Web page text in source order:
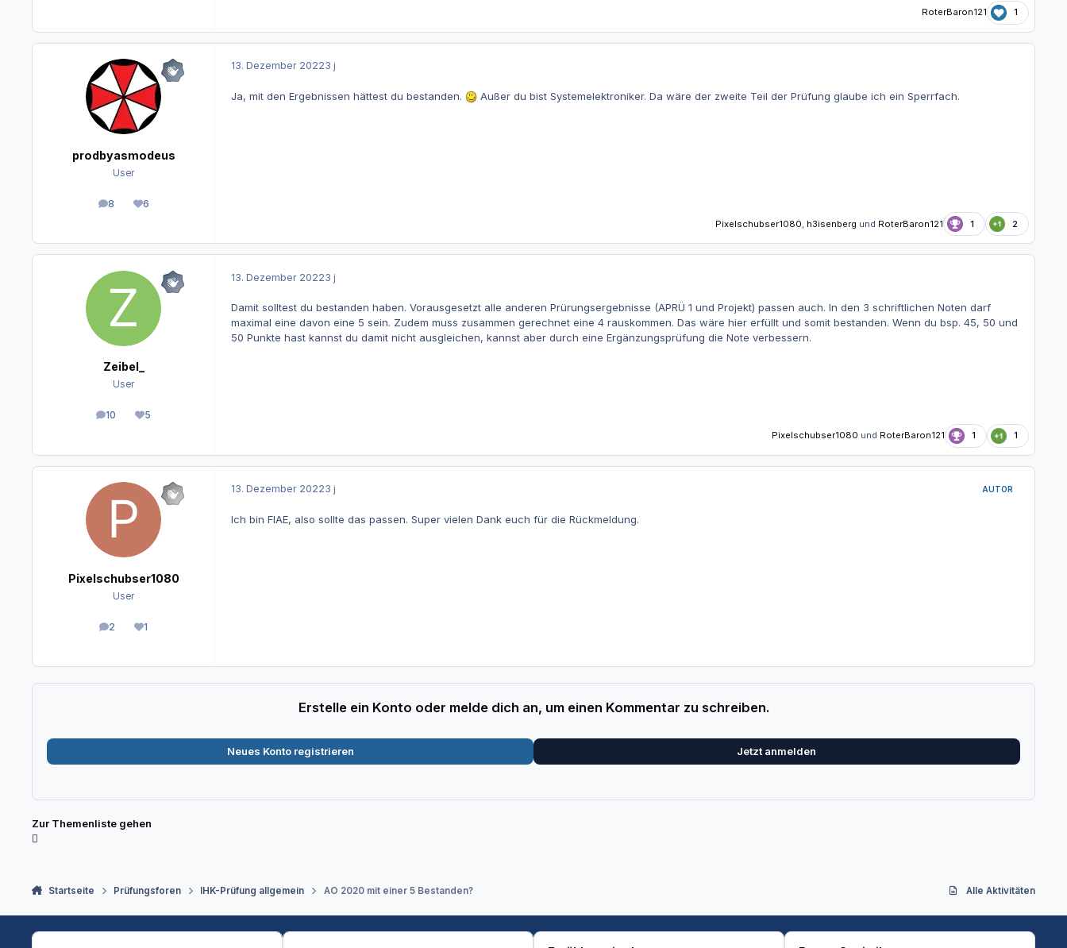
RoterBaron121 1
prodbyasmodeus
User
8
Beiträge6
Reputation
13. Dezember 20223 j
Ja, mit den Ergebnissen hättest du bestanden. Außer du bist Systemelektroniker. Da wäre der zweite Teil der Prüfung glaube ich ein Sperrfach.
Pixelschubser1080 h3isenberg und RoterBaron121 1 2
Zeibel_
User
10
Beiträge5
Reputation
13. Dezember 20223 j
Damit solltest du bestanden haben. Vorausgesetzt alle anderen Prürungsergebnisse (APRÜ 1 und Projekt) passen auch. In den 3 schriftlichen Noten darf
maximal eine davon eine 5 sein. Zudem muss zusammen gerechnet eine 4 rauskommen. Das wäre hier erfüllt und somit bestanden. Wenn du bsp. 45, 50 und
50 Punkte hast kannst du damit nicht ausgleichen, kannst aber durch eine Ergänzungsprüfung die Note verbessern.
Pixelschubser1080 und RoterBaron121 1 1
Pixelschubser1080
User
2
Beiträge1
Reputation
13. Dezember 20223 j AUTOR
Ich bin FIAE, also sollte das passen. Super vielen Dank euch für die Rückmeldung.
Erstelle ein Konto oder melde dich an, um einen Kommentar zu schreiben.
Neues Konto registrieren Jetzt anmelden
Zur Themenliste gehen
Startseite Prüfungsforen IHK-Prüfung allgemein AO 2020 mit einer 5 Bestanden? Alle Aktivitäten